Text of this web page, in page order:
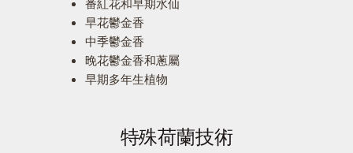
早花鬱金香
中季鬱金香
晚花鬱金香和蔥屬
早期多年生植物
特殊荷蘭技術